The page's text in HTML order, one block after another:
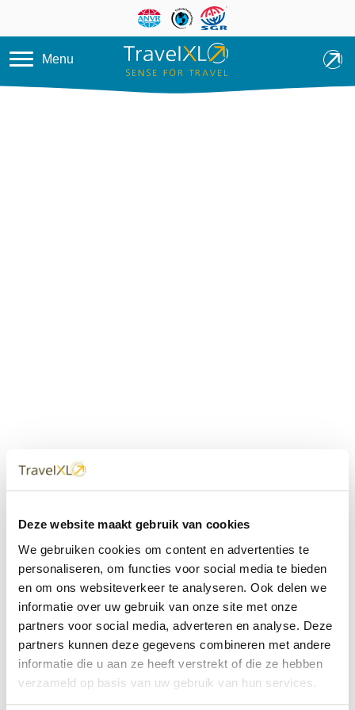
Deze website maakt gebruik van cookies
We gebruiken cookies om content en advertenties te
personaliseren, om functies voor social media te bieden
en om ons websiteverkeer te analyseren. Ook delen we
informatie over uw gebruik van onze site met onze
partners voor social media, adverteren en analyse. Deze
partners kunnen deze gegevens combineren met andere
informatie die u aan ze heeft verstrekt of die ze hebben
verzameld op basis van uw gebruik van hun services.
Overslaan en naar de inhoud
Menu
dichtbij
Met 60+ verkooppunten in Nederland en België staan wij
met onze XL Travelcenters, mobiele reisadviseurs van
TravelXL@Home en deze website altijd voor uw vakantie
klaar.
• Ontzorgen van A-Z • Onafhankelijk advies • Maatwerk •
Bespaar tijd en stress
TravelXLreisbureau's